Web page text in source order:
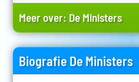
Meer over: De Ministers
Biografie De Ministers